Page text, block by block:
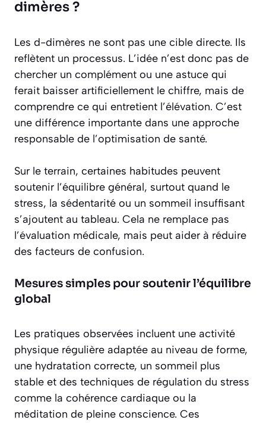
dimères ?
Les d-dimères ne sont pas une cible directe. Ils
reflètent un processus. L’idée n’est donc pas de
chercher un complément ou une astuce qui
ferait baisser artificiellement le chiffre, mais de
comprendre ce qui entretient l’élévation. C’est
une différence importante dans une approche
responsable de l’optimisation de santé.
Sur le terrain, certaines habitudes peuvent
soutenir l’équilibre général, surtout quand le
stress, la sédentarité ou un sommeil insuffisant
s’ajoutent au tableau. Cela ne remplace pas
l’évaluation médicale, mais peut aider à réduire
des facteurs de confusion.
Mesures simples pour soutenir l’équilibre
global
Les pratiques observées incluent une activité
physique régulière adaptée au niveau de forme,
une hydratation correcte, un sommeil plus
stable et des techniques de régulation du stress
comme la cohérence cardiaque ou la
méditation de pleine conscience. Ces